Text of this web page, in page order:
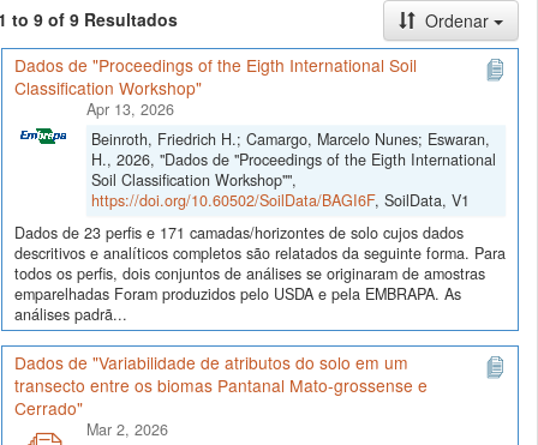
to 9 of 9 Resultados
Ordenar
Dados de "Proceedings of the Eigth International Soil
Classification Workshop"
Apr 13, 2026
Beinroth, Friedrich H.; Camargo, Marcelo Nunes; Eswaran,
H., 2026, "Dados de "Proceedings of the Eigth International
Soil Classification Workshop"",
https://doi.org/10.60502/SoilData/BAGI6F, SoilData, V1
Dados de 23 perfis e 171 camadas/horizontes de solo cujos dados
descritivos e analíticos completos são relatados da seguinte forma. Para
todos os perfis, dois conjuntos de análises se originaram de amostras
emparelhadas Foram produzidos pelo USDA e pela EMBRAPA. As
análises padrã...
Dados de "Variabilidade de atributos do solo em um
transecto entre os biomas Pantanal Mato-grossense e
Cerrado"
Mar 2, 2026